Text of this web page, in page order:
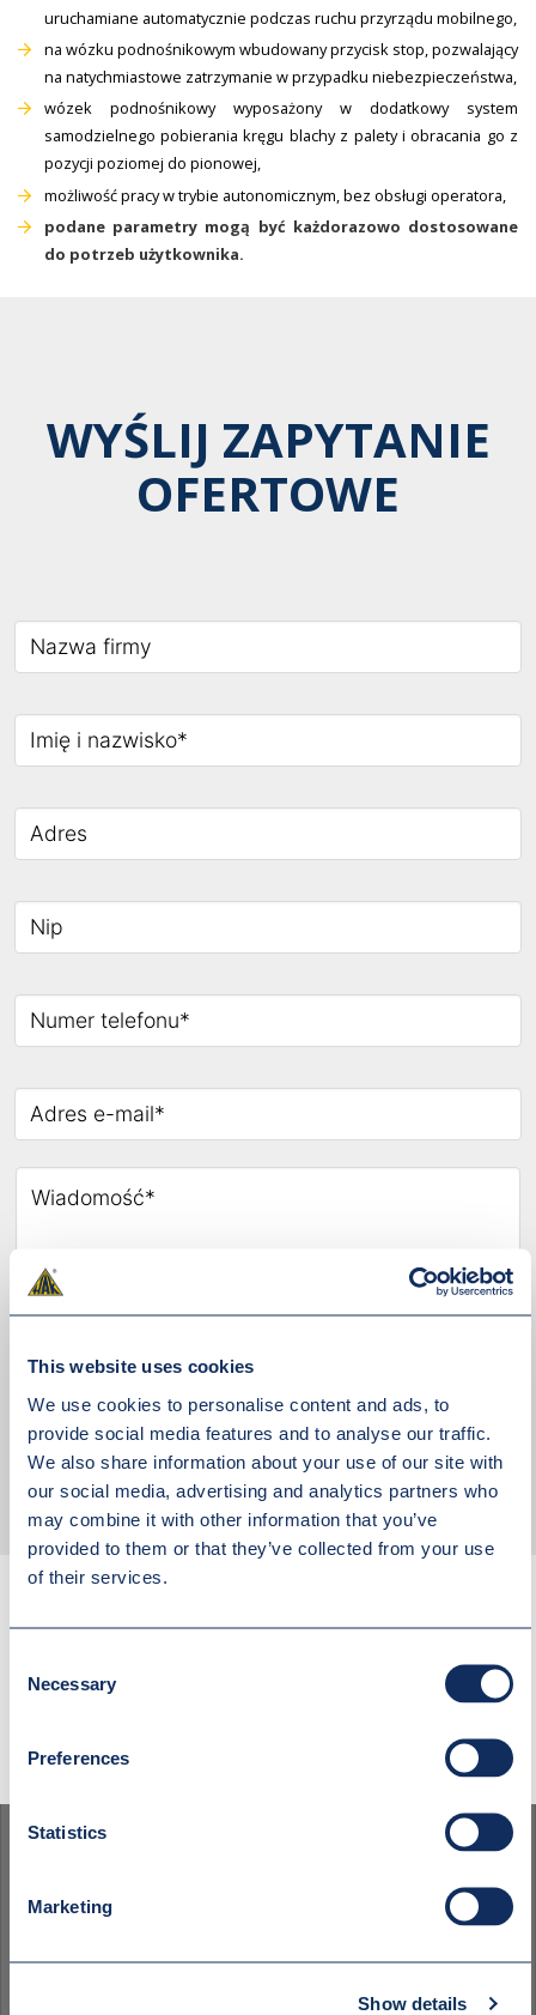
This website uses cookies
We use cookies to personalise content and ads, to
provide social media features and to analyse our traffic.
We also share information about your use of our site with
our social media, advertising and analytics partners who
may combine it with other information that you’ve
provided to them or that they’ve collected from your use
of their services.
Selection
Necessary
Preferences
Statistics
Marketing
Show details
uruchamiane automatycznie podczas ruchu przyrządu mobilnego,
na wózku podnośnikowym wbudowany przycisk stop, pozwalający
na natychmiastowe zatrzymanie w przypadku niebezpieczeństwa,
wózek podnośnikowy wyposażony w dodatkowy system
samodzielnego pobierania kręgu blachy z palety i obracania go z
pozycji poziomej do pionowej,
możliwość pracy w trybie autonomicznym, bez obsługi operatora,
podane parametry mogą być każdorazowo dostosowane
do potrzeb użytkownika.
WYŚLIJ ZAPYTANIE
OFERTOWE
WYŚLIJ WIADOMOŚĆ
STWÓRZ WŁASNY WÓZEK PODNOŚNIKOWY